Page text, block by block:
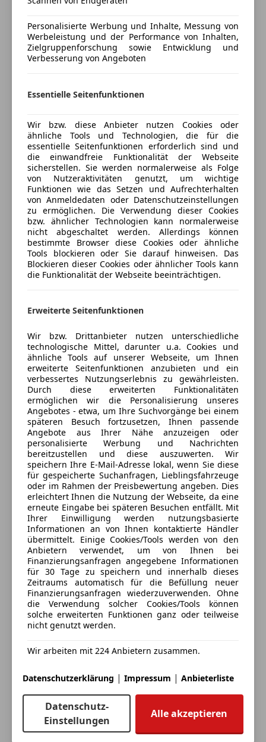
Windschott (für Cabrio)
Unterhaltung/Media
Bordcomputer
Freisprecheinrichtung
Alarmanlage
Beifahrerairbag
ESP
Fahrerairbag
Kopfairbag
Nebelscheinwerfer
Seitenairbag
Servolenkung
Wegfahrsperre
Xenonscheinwerfer
Zentralverriegelung
Zentralverriegelung mit Funkfernbedienung
Innenspiegel automatisch abblendend
Scheinwerferreinigung
Sportfahrwerk
Sportsitze
Alcantarahimmel
Eisenmann Endtopf
Im Februar 2024 bei 184tkm wurde Service A
durchgeführt, plus Getriebeöl und das ABC Öl der
Keine Probefahrt Touristen
Kein Winterbetrieb.
Kein Notverkauf und keine Nachrichten mit
irgendwelchen Fantasie Preisen
Mehr anzeigen
Versicherungsschutz an Ihre Bedürfnisse
anpassen
Freischaden-Gutschein ab Stufe 0
Auto einfach online versichern & Rabatt holen
Jetzt berechnen
Verkäufer Privat
1190 Wien , AT
Anbieter kontaktieren
Deine Nachricht
3 ähnliche Fahrzeuge gefunden
Ich erlaube den Händlern dieser
Fahrzeuge mich zu kontaktieren.
Dein Name
Deine E-Mail
Deine Telefonnummer (optional)
Ich möchte auf meine Interessen zugeschnittene Angebote und
Personalisierte Werbung und Inhalte, Messung von
Werbeleistung und der Performance von Inhalten,
Zielgruppenforschung sowie Entwicklung und
Verbesserung von Angeboten
Essentielle Seitenfunktionen
Wir bzw. diese Anbieter nutzen Cookies oder
ähnliche Tools und Technologien, die für die
essentielle Seitenfunktionen erforderlich sind und
die einwandfreie Funktionalität der Webseite
sicherstellen. Sie werden normalerweise als Folge
von Nutzeraktivitäten genutzt, um wichtige
Funktionen wie das Setzen und Aufrechterhalten
von Anmeldedaten oder Datenschutzeinstellungen
zu ermöglichen. Die Verwendung dieser Cookies
bzw. ähnlicher Technologien kann normalerweise
nicht abgeschaltet werden. Allerdings können
bestimmte Browser diese Cookies oder ähnliche
Tools blockieren oder Sie darauf hinweisen. Das
Blockieren dieser Cookies oder ähnlicher Tools kann
die Funktionalität der Webseite beeinträchtigen.
Erweiterte Seitenfunktionen
Wir bzw. Drittanbieter nutzen unterschiedliche
technologische Mittel, darunter u.a. Cookies und
ähnliche Tools auf unserer Webseite, um Ihnen
erweiterte Seitenfunktionen anzubieten und ein
verbessertes Nutzungserlebnis zu gewährleisten.
Durch diese erweiterten Funktionalitäten
ermöglichen wir die Personalisierung unseres
Angebotes - etwa, um Ihre Suchvorgänge bei einem
späteren Besuch fortzusetzen, Ihnen passende
Angebote aus Ihrer Nähe anzuzeigen oder
personalisierte Werbung und Nachrichten
bereitzustellen und diese auszuwerten. Wir
speichern Ihre E-Mail-Adresse lokal, wenn Sie diese
für gespeicherte Suchanfragen, Lieblingsfahrzeuge
oder im Rahmen der Preisbewertung angeben. Dies
erleichtert Ihnen die Nutzung der Webseite, da eine
erneute Eingabe bei späteren Besuchen entfällt. Mit
Ihrer Einwilligung werden nutzungsbasierte
Informationen an von Ihnen kontaktierte Händler
übermittelt. Einige Cookies/Tools werden von den
Anbietern verwendet, um von Ihnen bei
Finanzierungsanfragen angegebene Informationen
für 30 Tage zu speichern und innerhalb dieses
Zeitraums automatisch für die Befüllung neuer
Finanzierungsanfragen wiederzuverwenden. Ohne
die Verwendung solcher Cookies/Tools können
solche erweiterten Funktionen ganz oder teilweise
nicht genutzt werden.
Wir arbeiten mit 224 Anbietern zusammen.
Datenschutzerklärung | Impressum | Anbieterliste
Datenschutz-
Einstellungen
Alle akzeptieren